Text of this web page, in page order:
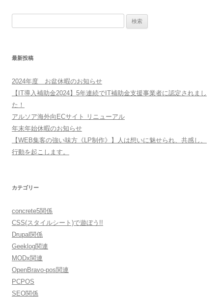
最新投稿
2024年度 お盆休暇のお知らせ
【IT導入補助金2024】5年連続でIT補助金支援事業者に認定されまし
た！
アルソア海外向ECサイト リニューアル
年末年始休暇のお知らせ
【WEB集客の強い味方《LP制作》】人は想いに魅せられ、共感し、
行動を起こします。
カテゴリー
concrete5関係
CSS(スタイルシート)で遊ぼう!!
Drupal関係
Geeklog関連
MODx関連
OpenBravo-pos関連
PCPOS
SEO関係